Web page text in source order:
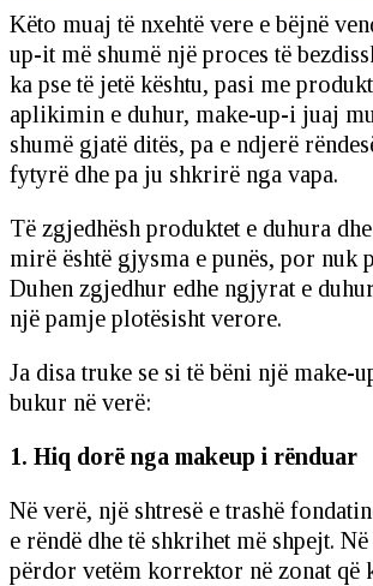
Këto muaj të nxehtë vere e bëjnë
up-it më shumë një proces të
ka pse të jetë kështu, pasi me
aplikimin e duhur, make-up-i juaj
shumë gjatë ditës, pa e ndjerë
fytyrë dhe pa ju shkrirë nga vapa.
Të zgjedhësh produktet e duhura
mirë është gjysma e punës, por nuk
Duhen zgjedhur edhe ngjyrat e
një pamje plotësisht verore.
Ja disa truke se si të bëni një make-
bukur në verë:
1. Hiq dorë nga makeup i rënduar
Në verë, një shtresë e trashë
e rëndë dhe të shkrihet më shpejt.
përdor vetëm korrektor në zonat që